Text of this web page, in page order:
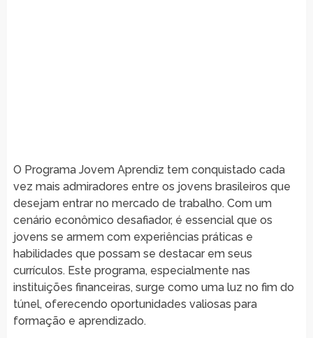
O Programa Jovem Aprendiz tem conquistado cada
vez mais admiradores entre os jovens brasileiros que
desejam entrar no mercado de trabalho. Com um
cenário econômico desafiador, é essencial que os
jovens se armem com experiências práticas e
habilidades que possam se destacar em seus
currículos. Este programa, especialmente nas
instituições financeiras, surge como uma luz no fim do
túnel, oferecendo oportunidades valiosas para
formação e aprendizado.